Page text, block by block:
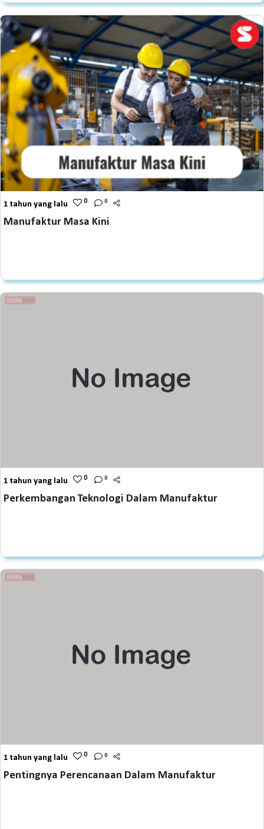
1 tahun yang lalu 0 0
Manufaktur Masa Kini
1 tahun yang lalu 0 0
Perkembangan Teknologi Dalam Manufaktur
1 tahun yang lalu 0 0
Pentingnya Perencanaan Dalam Manufaktur